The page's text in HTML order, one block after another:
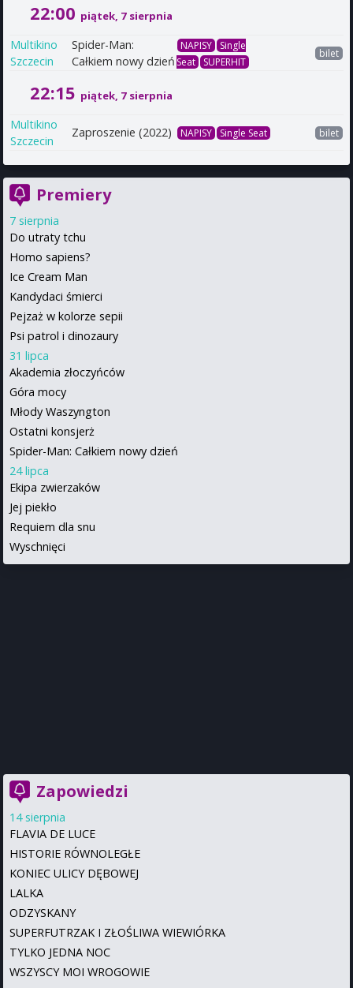
22:00 piątek, 7 sierpnia
Multikino
Szczecin
Spider-Man:
Całkiem nowy dzień
NAPISY
Single
Seat
SUPERHIT
bilet
22:15 piątek, 7 sierpnia
Multikino
Szczecin
Zaproszenie (2022) NAPISY Single Seat bilet
Premiery
7 sierpnia
Do utraty tchu
Homo sapiens?
Ice Cream Man
Kandydaci śmierci
Pejzaż w kolorze sepii
Psi patrol i dinozaury
31 lipca
Akademia złoczyńców
Góra mocy
Młody Waszyngton
Ostatni konsjerż
Spider-Man: Całkiem nowy dzień
24 lipca
Ekipa zwierzaków
Jej piekło
Requiem dla snu
Wyschnięci
Zapowiedzi
14 sierpnia
FLAVIA DE LUCE
HISTORIE RÓWNOLEGŁE
KONIEC ULICY DĘBOWEJ
LALKA
ODZYSKANY
SUPERFUTRZAK I ZŁOŚLIWA WIEWIÓRKA
TYLKO JEDNA NOC
WSZYSCY MOI WROGOWIE